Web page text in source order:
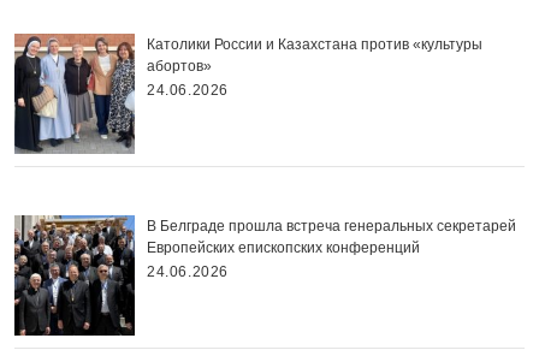
Католики России и Казахстана против «культуры
абортов»
24.06.2026
В Белграде прошла встреча генеральных секретарей
Европейских епископских конференций
24.06.2026